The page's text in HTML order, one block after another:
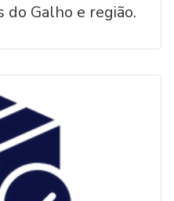
do Galho e região.